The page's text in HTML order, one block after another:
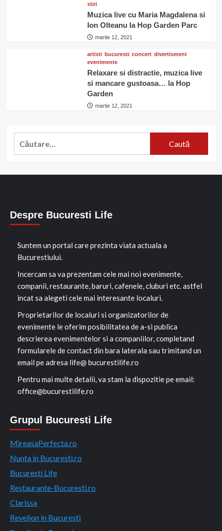
stiri
Muzica live cu Maria Magdalena si
Ion Olteanu la Hop Garden Parc
martie 12, 2021
artisti bucuresti concert divertisment
evenimente
Relaxare si distractie, muzica live
si mancare gustoasa… la Hop
Garden
martie 12, 2021
Caută
Despre Bucuresti Life
Suntem un portal care prezinta viata actuala a
Bucurestiului.
Incercam sa va prezentam cele mai noi evenimente,
companii, restaurante, baruri, cafenele, cluburi etc. astfel
incat sa alegeti cele mai interesante localuri.
Proprietarilor de localuri si organizatorilor de
evenimente le oferim posibilitatea de a-si publica
descrierea evenimentelor si a companiilor, completand
formularele de contact din bara laterala sau trimitand un
email pe adresa life@ bucurestilife.ro
Pentru mai multe detalii, va stam la dispozitie pe email:
office@bucurestilife.ro
Grupul Bucuresti Life
MireasaPerfecta.ro
Nunta in Bucuresti.ro
Bucuresti Life
Restaurante-Bucuresti.ro
Clarissa
Revelion in Bucuresti